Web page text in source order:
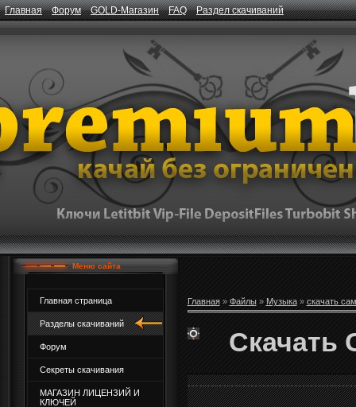
Главная Форум GOLD-Магазин FAQ Раздел скачиваний
Меню сайта
Главная страница
Разделы скачиваний
Форум
Секреты скачивания
МАГАЗИН ЛИЦЕНЗИЙ И
КЛЮЧЕЙ
Главная» Файлы» Музыка» скачать
Скачать